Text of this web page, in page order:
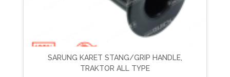
SARUNG KARET STANG/GRIP HANDLE,
TRAKTOR ALL TYPE